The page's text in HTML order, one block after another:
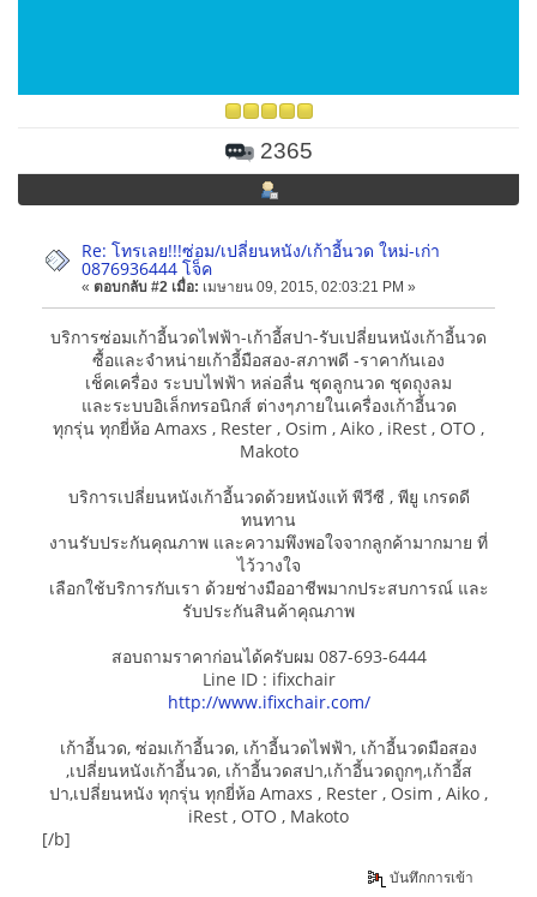
2365
Re: โทรเลย!!!ซ่อม/เปลี่ยนหนัง/เก้าอี้นวด ใหม่-เก่า
0876936444 โจ็ค
« ตอบกลับ #2 เมื่อ: เมษายน 09, 2015, 02:03:21 PM »
บริการซ่อมเก้าอี้นวดไฟฟ้า-เก้าอี้สปา-รับเปลี่ยนหนังเก้าอี้นวด
ซื้อและจำหน่ายเก้าอี้มือสอง-สภาพดี -ราคากันเอง
เช็คเครื่อง ระบบไฟฟ้า หล่อลื่น ชุดลูกนวด ชุดถุงลม
และระบบอิเล็กทรอนิกส์ ต่างๆภายในเครื่องเก้าอี้นวด
ทุกรุ่น ทุกยี่ห้อ Amaxs , Rester , Osim , Aiko , iRest , OTO ,
Makoto
บริการเปลี่ยนหนังเก้าอี้นวดด้วยหนังแท้ พีวีซี , พียู เกรดดี
ทนทาน
งานรับประกันคุณภาพ และความพึงพอใจจากลูกค้ามากมาย ที่
ไว้วางใจ
เลือกใช้บริการกับเรา ด้วยช่างมืออาชีพมากประสบการณ์ และ
รับประกันสินค้าคุณภาพ
สอบถามราคาก่อนได้ครับผม 087-693-6444
Line ID : ifixchair
http://www.ifixchair.com/
เก้าอี้นวด, ซ่อมเก้าอี้นวด, เก้าอี้นวดไฟฟ้า, เก้าอี้นวดมือสอง
,เปลี่ยนหนังเก้าอี้นวด, เก้าอี้นวดสปา,เก้าอี้นวดถูกๆ,เก้าอี้ส
ปา,เปลี่ยนหนัง ทุกรุ่น ทุกยี่ห้อ Amaxs , Rester , Osim , Aiko ,
iRest , OTO , Makoto
[/b]
บันทึกการเข้า